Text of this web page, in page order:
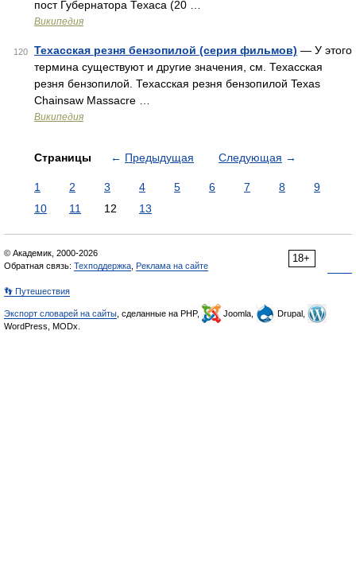
пост Губернатора Техаса (20 …
Википедия
120 Техасская резня бензопилой (серия фильмов) — У этого
термина существуют и другие значения, см. Техасская
резня бензопилой. Техасская резня бензопилой Texas
Chainsaw Massacre …
Википедия
Страницы ← Предыдущая Следующая →
1 2 3 4 5 6 7 8
9
10
11 12 13
18+
© Академик, 2000-2026
Обратная связь: Техподдержка Реклама на сайте
👣 Путешествия
Экспорт словарей на сайты , сделанные на PHP, Joomla,
Drupal,
WordPress, MODx.